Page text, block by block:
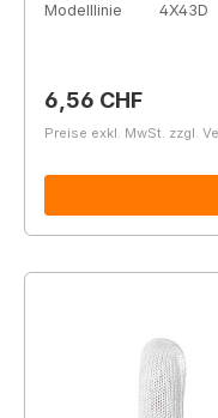
Modelllinie
4X43D
Regulärer Preis:
6,56 CHF
Preise exkl. MwSt. zzgl.